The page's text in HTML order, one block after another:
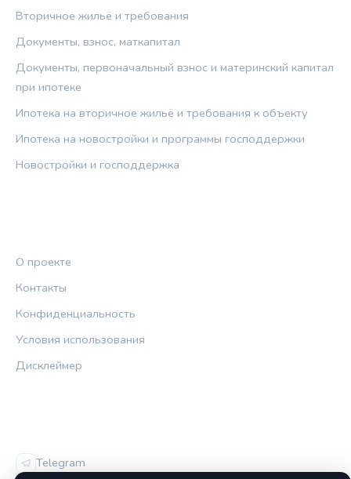
Вторичное жильё и требования
Документы, взнос, маткапитал
Документы, первоначальный взнос и материнский капитал
при ипотеке
Ипотека на вторичное жильё и требования к объекту
Ипотека на новостройки и программы господдержки
Новостройки и господдержка
О проекте
Контакты
Конфиденциальность
Условия использования
Дисклеймер
Telegram